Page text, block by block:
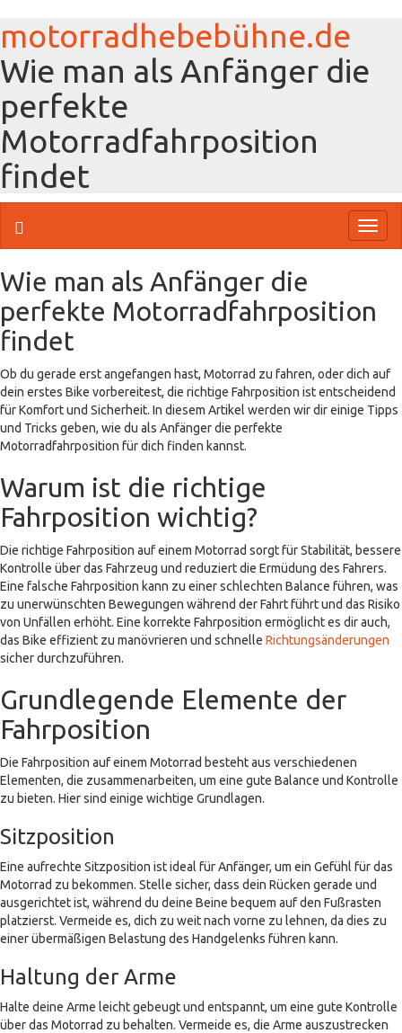
motorradhebebühne.de
Wie man als Anfänger die
perfekte
Motorradfahrposition
findet
Wie man als Anfänger die
perfekte Motorradfahrposition
findet
Ob du gerade erst angefangen hast, Motorrad zu fahren, oder dich auf
dein erstes Bike vorbereitest, die richtige Fahrposition ist entscheidend
für Komfort und Sicherheit. In diesem Artikel werden wir dir einige Tipps
und Tricks geben, wie du als Anfänger die perfekte
Motorradfahrposition für dich finden kannst.
Warum ist die richtige
Fahrposition wichtig?
Die richtige Fahrposition auf einem Motorrad sorgt für Stabilität, bessere
Kontrolle über das Fahrzeug und reduziert die Ermüdung des Fahrers.
Eine falsche Fahrposition kann zu einer schlechten Balance führen, was
zu unerwünschten Bewegungen während der Fahrt führt und das Risiko
von Unfällen erhöht. Eine korrekte Fahrposition ermöglicht es dir auch,
das Bike effizient zu manövrieren und schnelle Richtungsänderungen
sicher durchzuführen.
Grundlegende Elemente der
Fahrposition
Die Fahrposition auf einem Motorrad besteht aus verschiedenen
Elementen, die zusammenarbeiten, um eine gute Balance und Kontrolle
zu bieten. Hier sind einige wichtige Grundlagen.
Sitzposition
Eine aufrechte Sitzposition ist ideal für Anfänger, um ein Gefühl für das
Motorrad zu bekommen. Stelle sicher, dass dein Rücken gerade und
ausgerichtet ist, während du deine Beine bequem auf den Fußrasten
platzierst. Vermeide es, dich zu weit nach vorne zu lehnen, da dies zu
einer übermäßigen Belastung des Handgelenks führen kann.
Haltung der Arme
Halte deine Arme leicht gebeugt und entspannt, um eine gute Kontrolle
über das Motorrad zu behalten. Vermeide es, die Arme auszustrecken